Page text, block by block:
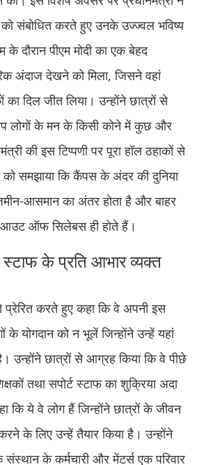
को संबोधित करते हुए उनके उज्ज्वल भविष्य
के दौरान पीएम मोदी का एक बेहद
अंदाज देखने को मिला, जिसने वहां
का दिल जीत लिया। उन्होंने छात्रों से
लोगों के मन के किसी कोने में कुछ और
की इस टिप्पणी पर पूरा हॉल ठहाकों से
को समझाया कि कैंपस के अंदर की दुनिया
आसमान का अंतर होता है और बाहर
ऑफ सिलेबस ही होते हैं।
स्टाफ के प्रति आभार व्यक्त
प्रेरित करते हुए कहा कि वे अपनी इस
योगदान को न भूलें जिन्होंने उन्हें यहां
उन्होंने छात्रों से आग्रह किया कि वे पीछे
तथा सपोर्ट स्टाफ का शुक्रिया अदा
कि ये वे लोग हैं जिन्होंने छात्रों के जीवन
के लिए उन्हें तैयार किया है। उन्होंने
संस्थान के कर्मचारी और मेंटर्स एक परिवार